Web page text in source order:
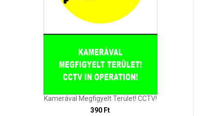
Kamerával Megfigyelt Terület! CCTV!
390 Ft